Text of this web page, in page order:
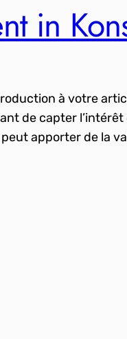
in
à votre
de capter
apporter de la